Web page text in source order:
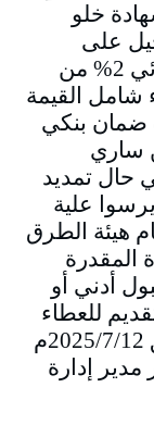
ذمة من الزكاة 4/ شهادة خلو
تسجيل على
القيمة المضافة 6/ إرفاق تامين مبدئي 2% من
شامل القيمة
ضمان بنكي
ساري
حال تمديد
الى 10% لمن يرسوا علية
هيئة الطرق
7/ شهادة المقدرة
بقبول أدني أو
للتقديم للعطاء
وفتح الصندوق يوم السبت الموافق 2025/7/12م
مدير إدارة